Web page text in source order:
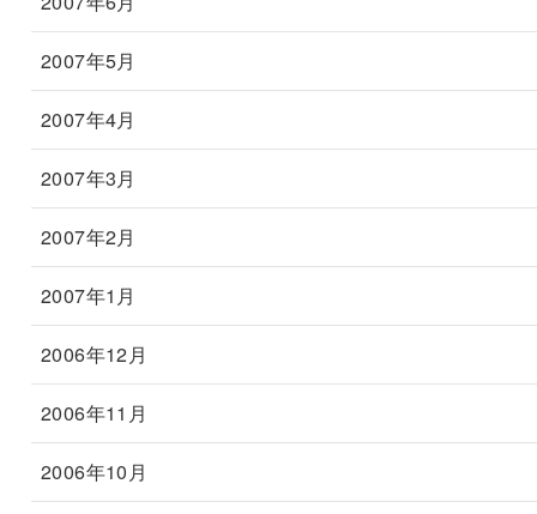
2007年5月
2007年4月
2007年3月
2007年2月
2007年1月
2006年12月
2006年11月
2006年10月